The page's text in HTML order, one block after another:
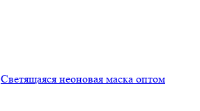
Светящаяся неоновая маска оптом